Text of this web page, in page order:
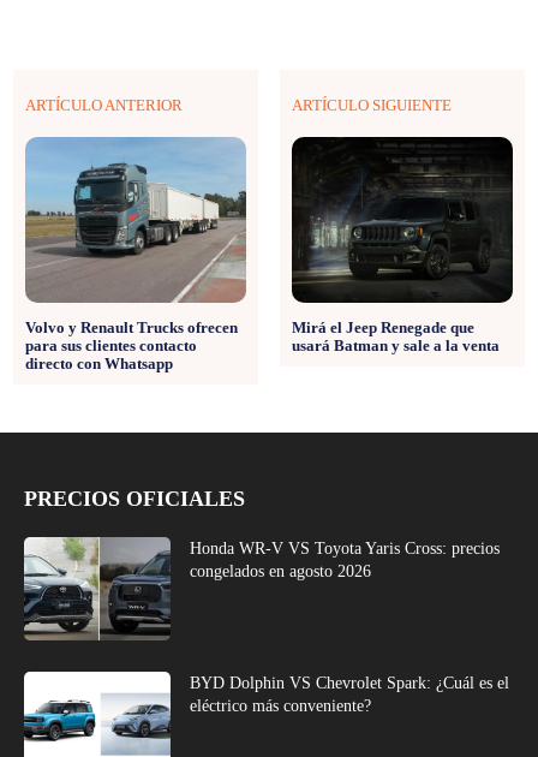
ARTÍCULO ANTERIOR
Volvo y Renault Trucks ofrecen
para sus clientes contacto
directo con Whatsapp
ARTÍCULO SIGUIENTE
Mirá el Jeep Renegade que
usará Batman y sale a la venta
PRECIOS OFICIALES
Honda WR-V VS Toyota Yaris Cross: precios
congelados en agosto 2026
BYD Dolphin VS Chevrolet Spark: ¿Cuál es el
eléctrico más conveniente?